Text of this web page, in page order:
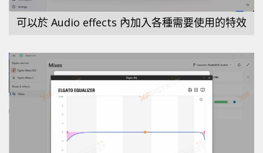
可以於 Audio effects 內加入各種需要使用的特效